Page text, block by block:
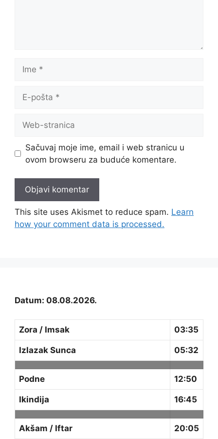
pošta
stranica
Sačuvaj moje ime, email i web stranicu u
ovom browseru za buduće komentare.
This site uses Akismet to reduce spam. Learn
how your comment data is processed.
Datum: 08.08.2026.
Zora / Imsak 03:35
Izlazak Sunca 05:32
Podne 12:50
Ikindija 16:45
Akšam / Iftar 20:05